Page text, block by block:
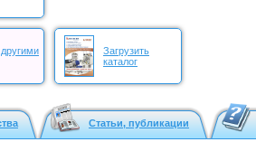
Загрузить
каталог
Статьи, публикации